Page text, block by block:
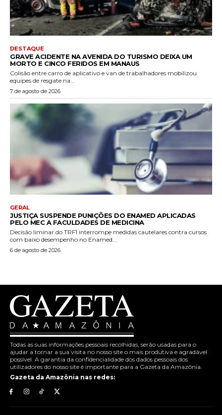
DESTAQUE
GRAVE ACIDENTE NA AVENIDA DO TURISMO DEIXA UM
MORTO E CINCO FERIDOS EM MANAUS
Colisão entre carro de aplicativo e van de trabalhadores mobilizou
equipes de resgate na...
7 de agosto de 2026
GERAL
JUSTIÇA SUSPENDE PUNIÇÕES DO ENAMED APLICADAS
PELO MEC A FACULDADES DE MEDICINA
Decisão liminar do TRF1 interrompe medidas cautelares contra cursos
com baixo desempenho no Enamed...
6 de agosto de 2026
Todas as suas informações pessoais recolhidas, serão usadas para o
ajudar a tornar a sua visita no nosso site o mais produtiva e agradável
possível. A garantia da confidencialidade dos dados pessoais dos
utilizadores do nosso site é importante para a Gazeta da Amazônia.
Gazeta da Amazônia nas redes: